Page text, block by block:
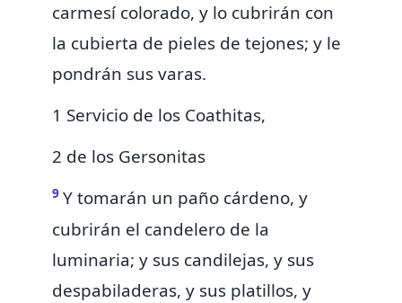
carmesí colorado, y lo cubrirán con
la cubierta de pieles de tejones; y le
pondrán susvaras.
1 Servicio de los Coathitas,
2 de los Gersonitas
9 Y tomarán un paño cárdeno, y
cubrirán el candelero de la
luminaria; y sus candilejas, y sus
despabiladeras, y sus platillos, y